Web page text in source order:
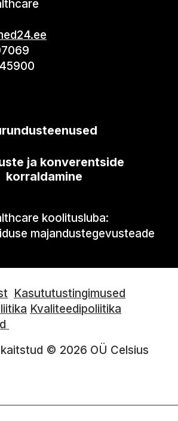
ja konverentside
korraldamine
koolitusluba:
majandustegevusteade
Kasututustingimused
Kvaliteedipoliitika
© 2026 OÜ Celsius